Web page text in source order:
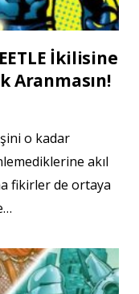
İkilisine
Aranmasın!
o kadar
akıl
fikirler de ortaya